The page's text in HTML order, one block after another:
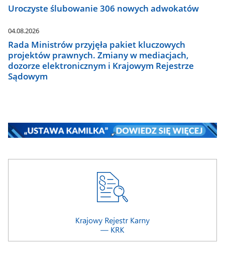
Uroczyste ślubowanie 306 nowych adwokatów
04.08.2026
Rada Ministrów przyjęła pakiet kluczowych
projektów prawnych. Zmiany w mediacjach,
dozorze elektronicznym i Krajowym Rejestrze
Sądowym